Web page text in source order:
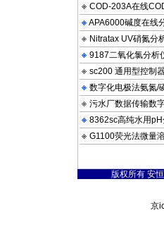
COD-203A在线
APA6000碱度在线
Nitratax UV硝氮分
9187二氧化氯分析
sc200 通用型控制
数字化电极法氨氮/
污水厂数据传输数
8362sc高纯水用pH
G1100荧光法微量
版权所有 安
京